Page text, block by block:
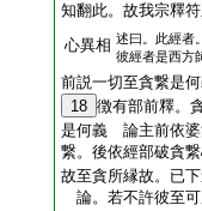
知翻此。故我宗釋
心異相 述曰。此經者
彼經者是西方
前説一切至貪繋是
18 徴有部前釋。
是何義 論主前依婆
繋。後依經部破
故至貪所縁故。已
論。若不許彼至